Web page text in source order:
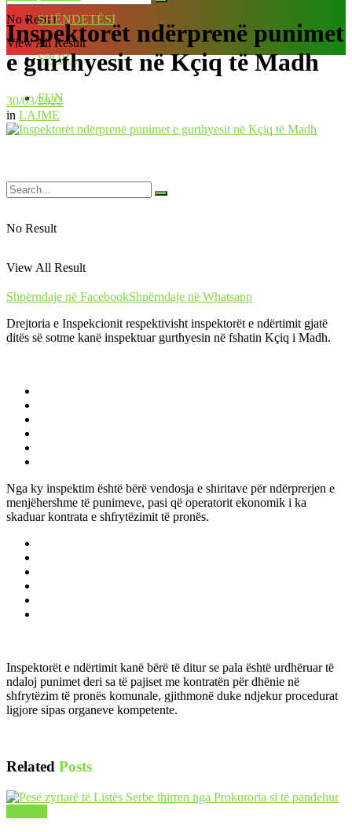
No Result
View All Result
SHËNDETËSI
SPORT
FUN
No Result
View All Result
Inspektorët ndërprenë punimet
e gurthyesit në Kçiq të Madh
30/03/2022
in LAJME
Shpërndaje në FacebookShpërndaje në Whatsapp
Drejtoria e Inspekcionit respektivisht inspektorët e ndërtimit gjatë
ditës së sotme kanë inspektuar gurthyesin në fshatin Kçiq i Madh.
Nga ky inspektim është bërë vendosja e shiritave për ndërprerjen e
menjëhershme të punimeve, pasi që operatorit ekonomik i ka
skaduar kontrata e shfrytëzimit të pronës.
Inspektorët e ndërtimit kanë bërë të ditur se pala është urdhëruar të
ndaloj punimet deri sa të pajiset me kontratën për dhënie në
shfrytëzim të pronës komunale, gjithmonë duke ndjekur procedurat
ligjore sipas organeve kompetente.
Related Posts